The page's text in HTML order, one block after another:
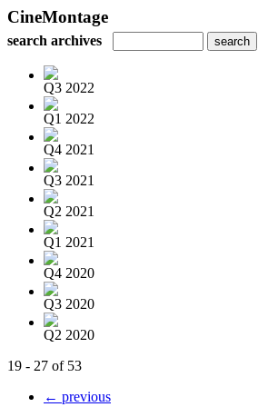
CineMontage
search archives
Q3 2022
Q1 2022
Q4 2021
Q3 2021
Q2 2021
Q1 2021
Q4 2020
Q3 2020
Q2 2020
19 - 27 of 53
← previous